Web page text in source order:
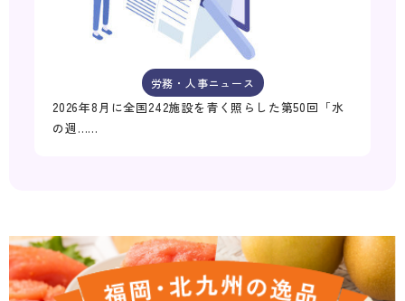
労務・人事ニュース
2026年8月に全国242施設を青く照らした第50回「水
の週……